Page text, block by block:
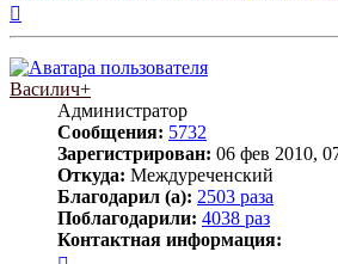
Василич+
Администратор
Сообщения: 5732
Зарегистрирован: 06 фев 2010,
Откуда: Междуреченский
Благодарил (а): 2503 раза
Поблагодарили: 4038 раз
Контактная информация: